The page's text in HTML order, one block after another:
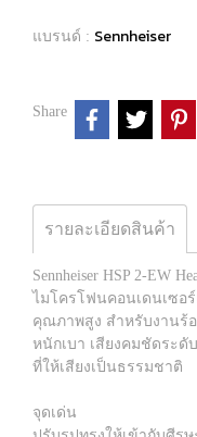
แบรนด์ : Sennheiser
Share
รายละเอียดสินค้า
Sennheiser HSP 2-EW
ไมโครโฟนคอนเดนเซอ
คุณภาพสูง สำหรับงานร้อ
หนักเบา เสียงคมชัดระดั
ที่ให้เสียงเป็นธรรมชาติ
จุดเด่น